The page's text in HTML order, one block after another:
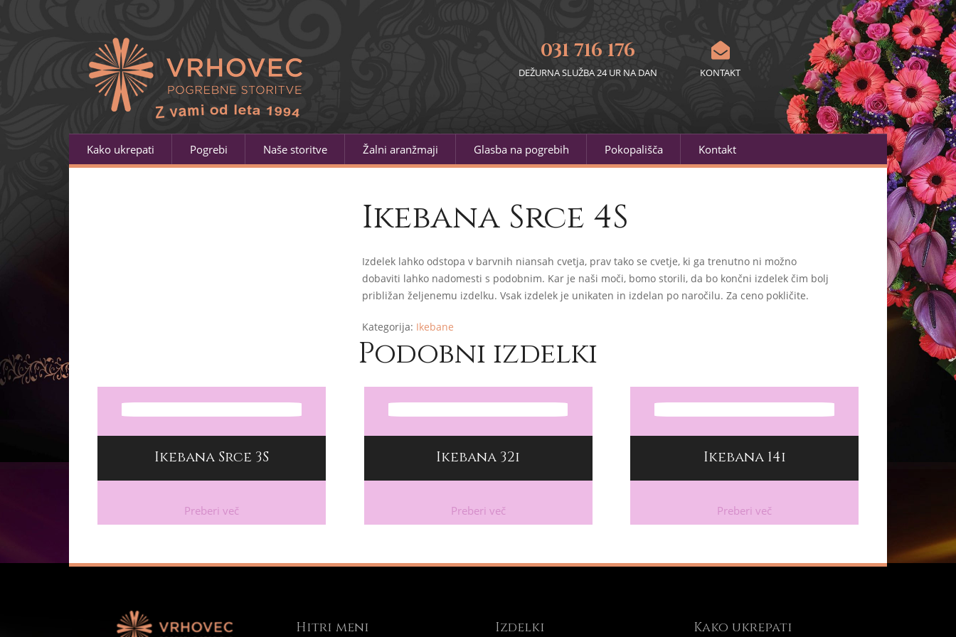
031 716 176
DEŽURNA SLUŽBA 24 UR NA DAN KONTAKT
Kako ukrepati Pogrebi Naše storitve Žalni aranžmaji Glasba na pogrebih Pokopališča Kontakt
Ikebana Srce 4S
Izdelek lahko odstopa v barvnih niansah cvetja, prav tako se cvetje, ki ga trenutno ni možno
dobaviti lahko nadomesti s podobnim. Kar je naši moči, bomo storili, da bo končni izdelek čim bolj
približan željenemu izdelku. Vsak izdelek je unikaten in izdelan po naročilu. Za ceno pokličite.
Kategorija: Ikebane
Podobni izdelki
Ikebana Srce 3S
Preberi več
Ikebana 32i
Preberi več
Ikebana 14i
Preberi več
Hitri meni Izdelki Kako ukrepati